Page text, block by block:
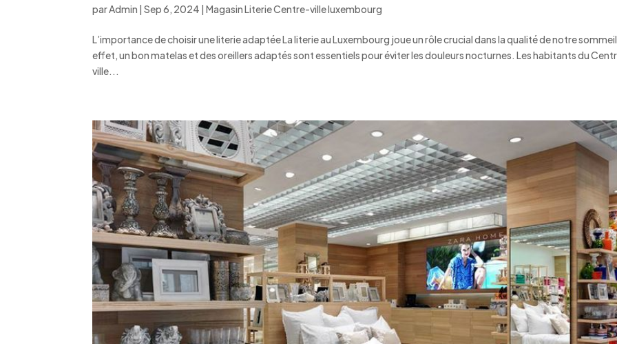
parAdmin |Sep 6, 2024 |Magasin Literie Centre-ville luxembourg
L’importance de choisir une literie adaptée La literie au Luxembourg joue un rôle crucial dans la qualité de notre
effet, un bon matelas et des oreillers adaptés sont essentiels pour éviter les douleurs nocturnes. Les habitants du
ville...